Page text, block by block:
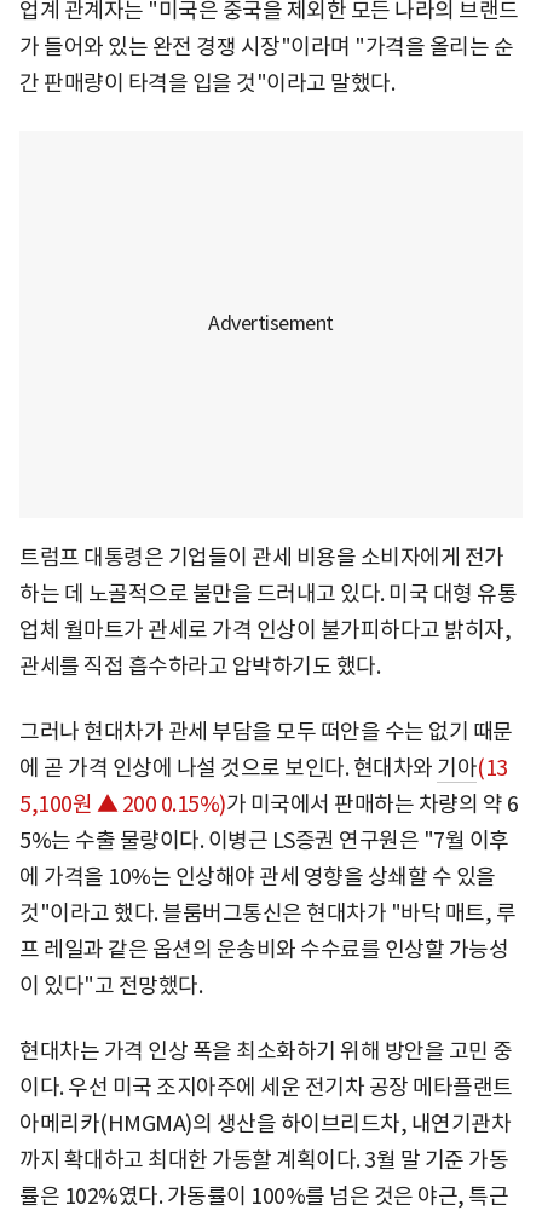
업계 관계자는 "미국은 중국을 제외한 모든 나라의 브랜드
가 들어와 있는 완전 경쟁 시장"이라며 "가격을 올리는 순
간 판매량이 타격을 입을 것"이라고 말했다.
트럼프 대통령은 기업들이 관세 비용을 소비자에게 전가
하는 데 노골적으로 불만을 드러내고 있다. 미국 대형 유통
업체 월마트가 관세로 가격 인상이 불가피하다고 밝히자,
관세를 직접 흡수하라고 압박하기도 했다.
그러나 현대차가 관세 부담을 모두 떠안을 수는 없기 때문
에 곧 가격 인상에 나설 것으로 보인다. 현대차와 기아(13
5,100원 ▲ 200 0.15%)가 미국에서 판매하는 차량의 약 6
5%는 수출 물량이다. 이병근 LS증권 연구원은 "7월 이후
에 가격을 10%는 인상해야 관세 영향을 상쇄할 수 있을
것"이라고 했다. 블룸버그통신은 현대차가 "바닥 매트, 루
프 레일과 같은 옵션의 운송비와 수수료를 인상할 가능성
이 있다"고 전망했다.
현대차는 가격 인상 폭을 최소화하기 위해 방안을 고민 중
이다. 우선 미국 조지아주에 세운 전기차 공장 메타플랜트
아메리카(HMGMA)의 생산을 하이브리드차, 내연기관차
까지 확대하고 최대한 가동할 계획이다. 3월 말 기준 가동
률은 102%였다. 가동률이 100%를 넘은 것은 야근, 특근